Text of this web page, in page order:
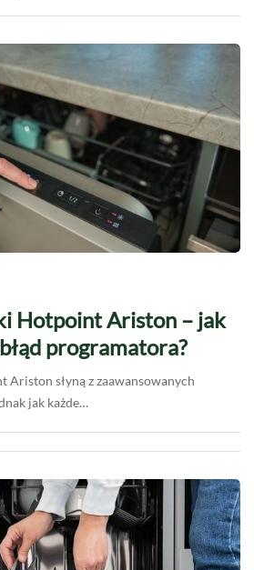
Hotpoint Ariston – jak
programatora?
słyną z zaawansowanych
jak każde…